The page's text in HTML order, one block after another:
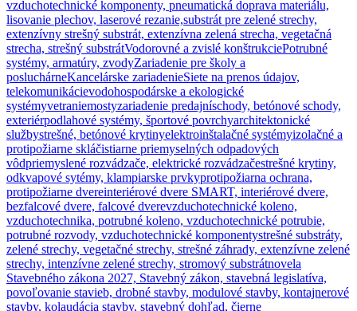
vzduchotechnické komponenty, pneumatická doprava materiálu,
lisovanie plechov, laserové rezanie,substrát pre zelené strechy,
extenzívny strešný substrát, extenzívna zelená strecha, vegetačná
strecha, strešný substrátVodorovné a zvislé konštrukciePotrubné
systémy, armatúry, zvodyZariadenie pre školy a
posluchárneKancelárske zariadenieSiete na prenos údajov,
telekomunikácievodohospodárske a ekologické
systémyvetraniemostyzariadenie predajníschody, betónové schody,
exteriérpodlahové systémy, športové povrchyarchitektonické
službystrešné, betónové krytinyelektroinštalačné systémyizolačné a
protipožiarne skláčistiarne priemyselných odpadových
vôdpriemyslené rozvádzače, elektrické rozvádzačestrešné krytiny,
odkvapové sytémy, klampiarske prvkyprotipožiarna ochrana,
protipožiarne dvereinteriérové dvere SMART, interiérové dvere,
bezfalcové dvere, falcové dverevzduchotechnické koleno,
vzduchotechnika, potrubné koleno, vzduchotechnické potrubie,
potrubné rozvody, vzduchotechnické komponentystrešné substráty,
zelené strechy, vegetačné strechy, strešné záhrady, extenzívne zelené
strechy, intenzívne zelené strechy, stromový substrátnovela
Stavebného zákona 2027, Stavebný zákon, stavebná legislatíva,
povoľovanie stavieb, drobné stavby, modulové stavby, kontajnerové
stavby, kolaudácia stavby, stavebný dohľad, čierne